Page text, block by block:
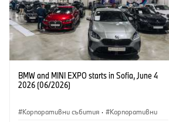
BMW and MINI EXPO starts in Sofia, June 4
2026 (06/2026)
Корпоративни събития · Корпоративни